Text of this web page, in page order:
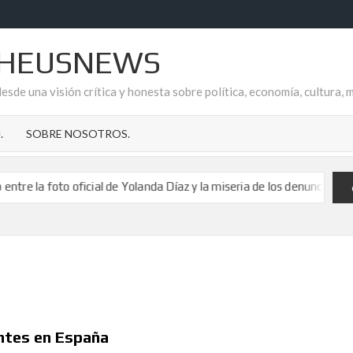
una visión crítica y honesta sobre política, economía, cultura,
SOBRE NOSOTROS.
de Yolanda Díaz y la miseria de los denunciantes de
la financiación ilícita del sindicato.
Estreno «Pactos de Silencio
las gravísimas irregularidades económicas-financieras en la
la financiación ilícita del sindicato.
Estreno «Pactos de Silencio
en España